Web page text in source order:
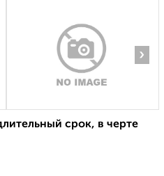
›
срок, в черте